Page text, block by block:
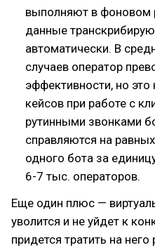
выполняют в фоновом
данные
автоматически. В
случаев оператор
эффективности, но
кейсов при работе с
рутинными звонками
справляются на
одного бота за
6-7 тыс. операторов.
Еще один плюс —
уволится и не уйдет к
придется тратить на